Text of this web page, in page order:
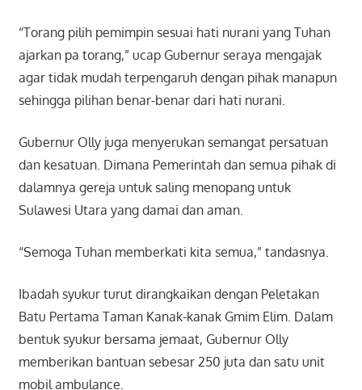
“Torang pilih pemimpin sesuai hati nurani yang Tuhan
ajarkan pa torang,” ucap Gubernur seraya mengajak
agar tidak mudah terpengaruh dengan pihak manapun
sehingga pilihan benar-benar dari hati nurani.
Gubernur Olly juga menyerukan semangat persatuan
dan kesatuan. Dimana Pemerintah dan semua pihak di
dalamnya gereja untuk saling menopang untuk
Sulawesi Utara yang damai dan aman.
“Semoga Tuhan memberkati kita semua,” tandasnya.
Ibadah syukur turut dirangkaikan dengan Peletakan
Batu Pertama Taman Kanak-kanak Gmim Elim. Dalam
bentuk syukur bersama jemaat, Gubernur Olly
memberikan bantuan sebesar 250 juta dan satu unit
mobil ambulance.